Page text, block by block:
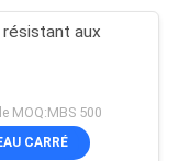
aux
MOQ:MBS 500
CARRÉ